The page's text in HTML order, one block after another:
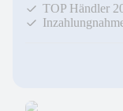
TOP Händler